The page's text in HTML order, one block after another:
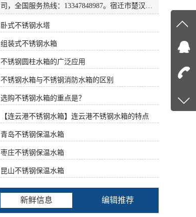
司，全国服务热线：13347848987。宿迁市楚汉供
水设备有限公司批量供应不锈钢水箱。不锈钢水
箱是如何做好防腐工作的?接下来小编就为大家简
店、办公室、公寓、科研教学楼、食品加工、医
疗卫生、电子工业等水质要求较高的场所。不锈
钢水箱是继玻璃水箱之后的新一代储水设备。产
品采用全不锈钢板制造，美观、经济、实用，主
体性能良好。与其它水箱相比，不锈钢高位水箱
具有重量轻、强度高、耐腐蚀、耐高温、水质洁
净、抗渗、抗震、不结青苔、安装方便、无需维
护、清洗方便等优点。不锈钢表面处理技术主要
表面着色。表面增白处理：不锈钢在加工过程
中，经过卷取、封边、焊接或人工表面加热处
理，不锈钢管、不锈钢棒、不锈钢丝、不锈钢消
防水箱产生黑色氧化皮。这种坚硬的灰黑色氧化
皮主要由NiCr2O4和NiFeO4组成，以前常用氢氟
酸和硝酸作强腐蚀去除。但这种方法成本高，污
染环境，对人体有害，腐蚀性强，逐步消除。目
前，氧化皮的治疗主要有两种方法。不锈钢水箱
卧式不锈钢水塔
组装式不锈钢水箱
不锈钢圆柱水箱的广泛应用
不锈钢水箱与不锈钢消防水箱的区别
选购不锈钢水箱的重点是？
【连云港不锈钢水箱】连云港不锈钢水箱的特点
青岛不锈钢保温水箱
枣庄不锈钢保温水箱
昆山不锈钢保温水箱
新鲜信息 编辑推荐